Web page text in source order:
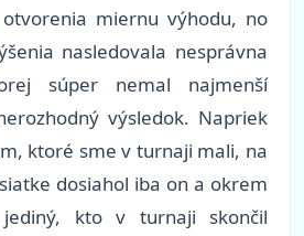
miernu výhodu, no
nasledovala nesprávna
súper nemal najmenší
výsledok. Napriek
ktoré sme v turnaji mali, na
dosiahol iba on a okrem
kto v turnaji skončil